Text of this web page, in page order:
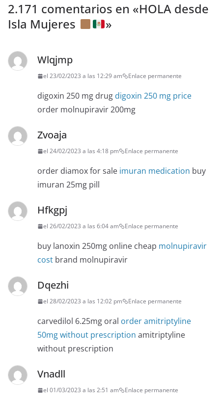
2.171 comentarios en «HOLA desde
Isla Mujeres
»
Wlqjmp
el 23/02/2023 a las 12:29 am Enlace permanente
digoxin 250 mg drug digoxin 250 mg price
order molnupiravir 200mg
Zvoaja
el 24/02/2023 a las 4:18 pm Enlace permanente
order diamox for sale imuran medication buy
imuran 25mg pill
Hfkgpj
el 26/02/2023 a las 6:04 am Enlace permanente
buy lanoxin 250mg online cheap molnupiravir
cost brand molnupiravir
Dqezhi
el 28/02/2023 a las 12:02 pm Enlace permanente
carvedilol 6.25mg oral order amitriptyline
50mg without prescription amitriptyline
without prescription
Vnadll
el 01/03/2023 a las 2:51 am Enlace permanente